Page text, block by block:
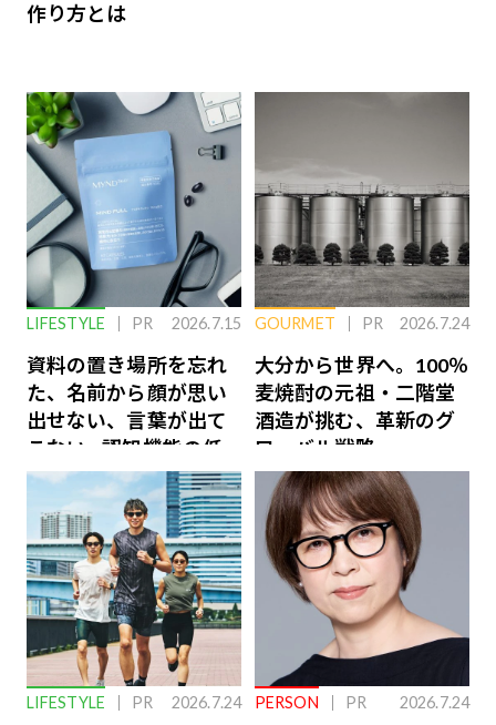
作り方とは
LIFESTYLE PR 2026.7.15
資料の置き場所を忘れ
た、名前から顔が思い
出せない、言葉が出て
こない…認知機能の低
下を救う、脳のインナ
ーケアとは
GOURMET PR 2026.7.24
大分から世界へ。100％
麦焼酎の元祖・二階堂
酒造が挑む、革新のグ
ローバル戦略
LIFESTYLE PR 2026.7.24 PERSON PR 2026.7.24